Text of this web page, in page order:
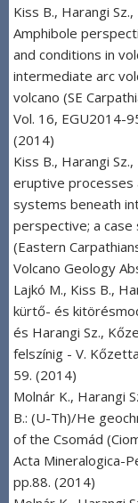
Kiss B., Harangi
Amphibole
and conditions in
intermediate arc
volcano (SE
Vol. 16, EGU2014-
(2014)
Kiss B., Harangi
eruptive processes
systems beneath
perspective; a case
(Eastern
Volcano Geology
Lajkó M., Kiss B.,
kürtő- és
és Harangi Sz.,
felszínig - V.
59. (2014)
Molnár K., Harangi
B.: (U-Th)/He
of the Csomád
Acta Mineralogica-
pp.88. (2014)